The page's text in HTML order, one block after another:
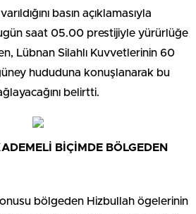
basın açıklamasıyla
saat 05.00 prestijiyle yürürlüğe
Lübnan Silahlı Kuvvetlerinin 60
hududuna konuşlanarak bu
belirtti.
BİÇİMDE BÖLGEDEN
bölgeden Hizbullah ögelerinin